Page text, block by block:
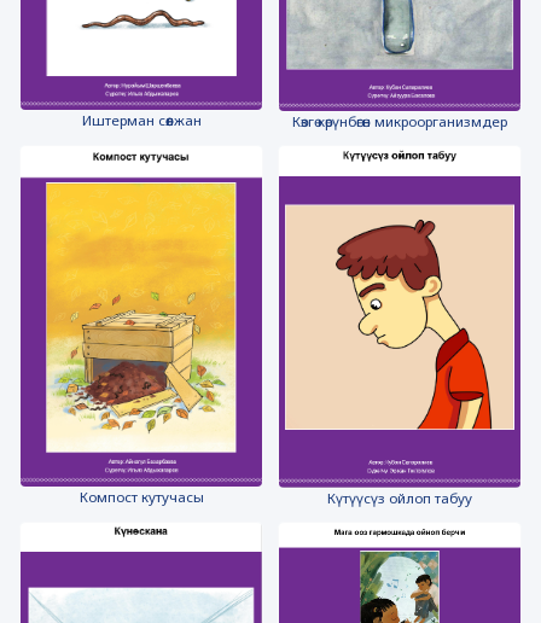
Иштерман сөөлжан Көзгө көрүнбөгөн микроорганизмдер
Компост кутучасы Күтүүсүз ойлоп табуу